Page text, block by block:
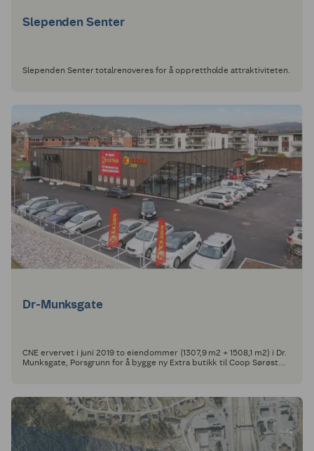
Slependen Senter
Slependen Senter totalrenoveres for å opprettholde attraktiviteten.
Dr-Munksgate
CNE ervervet i juni 2019 to eiendommer (1307,9 m2 + 1508,1 m2) i Dr.
Munksgate, Porsgrunn for å bygge ny Extra butikk til Coop Sørøst